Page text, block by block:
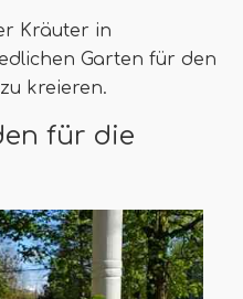
Kräuter in
Garten für den
kreieren.
für die